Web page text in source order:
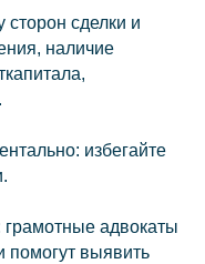
сторон сделки и
наличие
избегайте
адвокаты
помогут выявить